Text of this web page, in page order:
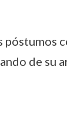
póstumos
de su